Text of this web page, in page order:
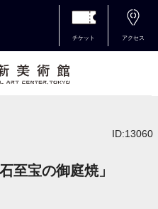
チケット アクセス
ID:13060
至宝の御庭焼」